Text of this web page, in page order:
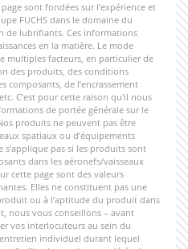
sont fondées sur l'expérience et
FUCHS dans le domaine du
de lubrifiants. Ces informations
en la matière. Le mode
multiples facteurs, en particulier de
des produits, des conditions
composants, de l’encrassement
C’est pour cette raison qu'il nous
de portée générale sur le
produits ne peuvent pas être
spatiaux ou d’équipements
pas si les produits sont
dans les aéronefs/vaisseaux
cette page sont des valeurs
Elles ne constituent pas une
ou à l’aptitude du produit dans
nous vous conseillons – avant
vos interlocuteurs au sein du
individuel durant lequel